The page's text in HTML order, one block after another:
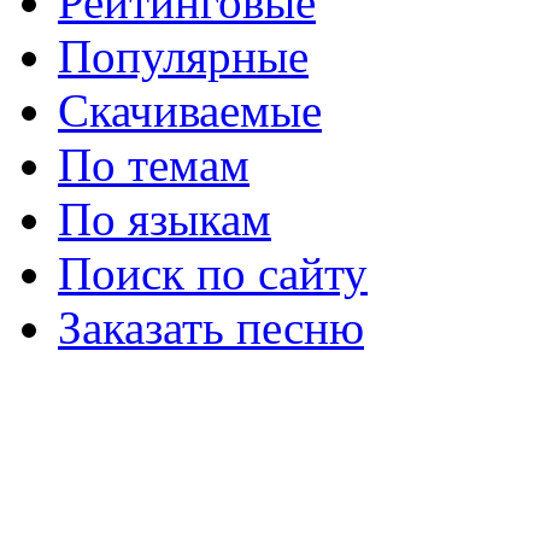
Популярные
Скачиваемые
По темам
По языкам
Поиск по сайту
Заказать песню